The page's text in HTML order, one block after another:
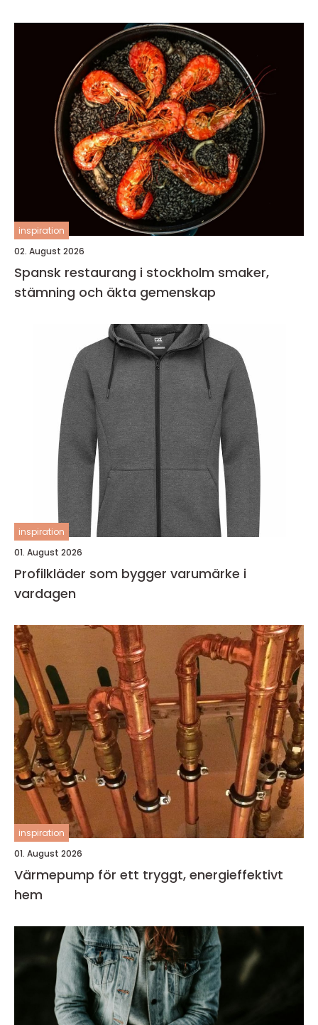
inspiration
02. August 2026
Spansk restaurang i stockholm smaker,
stämning och äkta gemenskap
inspiration
01. August 2026
Profilkläder som bygger varumärke i
vardagen
inspiration
01. August 2026
Värmepump för ett tryggt, energieffektivt
hem